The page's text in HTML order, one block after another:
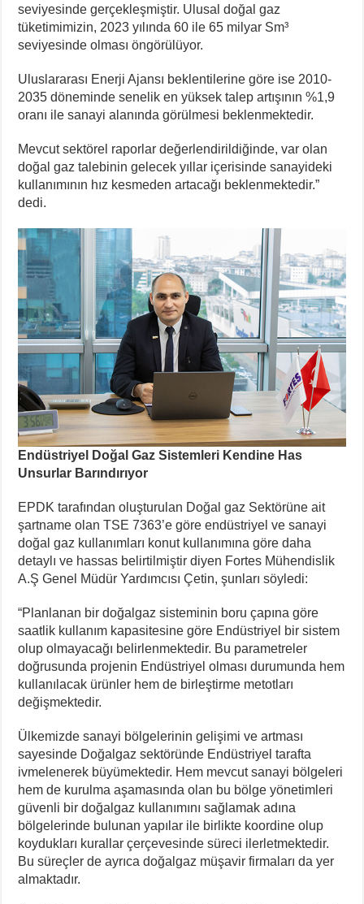
seviyesinde gerçekleşmiştir. Ulusal doğal gaz
tüketimimizin, 2023 yılında 60 ile 65 milyar Sm³
seviyesinde olması öngörülüyor.
Uluslararası Enerji Ajansı beklentilerine göre ise 2010-
2035 döneminde senelik en yüksek talep artışının %1,9
oranı ile sanayi alanında görülmesi beklenmektedir.
Mevcut sektörel raporlar değerlendirildiğinde, var olan
doğal gaz talebinin gelecek yıllar içerisinde sanayideki
kullanımının hız kesmeden artacağı beklenmektedir.”
dedi.
Endüstriyel Doğal Gaz Sistemleri Kendine Has
Unsurlar Barındırıyor
EPDK tarafından oluşturulan Doğal gaz Sektörüne ait
şartname olan TSE 7363’e göre endüstriyel ve sanayi
doğal gaz kullanımları konut kullanımına göre daha
detaylı ve hassas belirtilmiştir diyen Fortes Mühendislik
A.Ş Genel Müdür Yardımcısı Çetin, şunları söyledi:
“Planlanan bir doğalgaz sisteminin boru çapına göre
saatlik kullanım kapasitesine göre Endüstriyel bir sistem
olup olmayacağı belirlenmektedir. Bu parametreler
doğrusunda projenin Endüstriyel olması durumunda hem
kullanılacak ürünler hem de birleştirme metotları
değişmektedir.
Ülkemizde sanayi bölgelerinin gelişimi ve artması
sayesinde Doğalgaz sektöründe Endüstriyel tarafta
ivmelenerek büyümektedir. Hem mevcut sanayi bölgeleri
hem de kurulma aşamasında olan bu bölge yönetimleri
güvenli bir doğalgaz kullanımını sağlamak adına
bölgelerinde bulunan yapılar ile birlikte koordine olup
koydukları kurallar çerçevesinde süreci ilerletmektedir.
Bu süreçler de ayrıca doğalgaz müşavir firmaları da yer
almaktadır.